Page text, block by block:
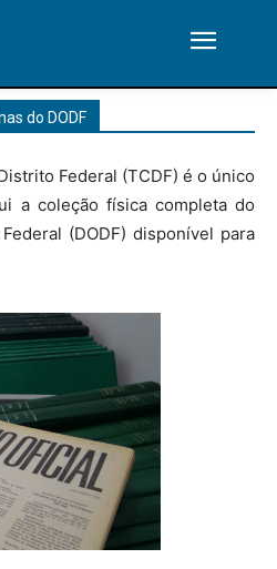
do DODF
Federal (TCDF) é o único
a coleção física completa do
(DODF) disponível para